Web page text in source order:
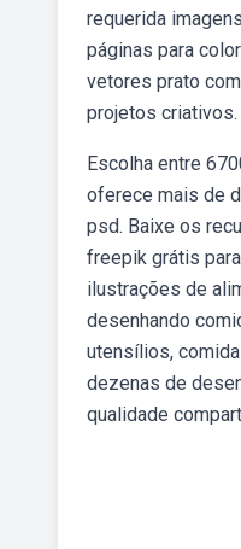
requerida
páginas para
vetores prato
projetos
Escolha entre
oferece mais de
psd. Baixe os
freepik grátis
ilustrações de
desenhando
utensílios,
dezenas de
qualidade